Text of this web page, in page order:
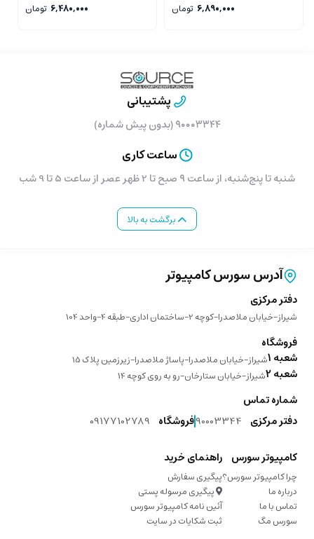
6,890,000 تومان
6,480,000 تومان
پشتیبانی
۹۰۰۰۳۳۴۴ (بدون پیش شماره)
ساعت کاری
شنبه تا پنج‌شنبه، از ساعت ۹ صبح تا 2 ظهر عصر از ساعت 5 تا 9 شب
برگشت به بالا
آدرس سورس کامپیوتر
دفتر مرکزی
شیراز-خیابان ملاصدرا-کوچه 2-ساختمان اداری-طبقه 4-واحد 104
فروشگاه
شعبه 1 شیراز-خیابان ملاصدرا-پاساژ ملاصدرا-زیرزمین پلاک 15
شعبه 2 شیراز-خیابان ستارخان-رو به روی کوچه 14
شماره تماس
دفتر مرکزی 90003344فروشگاه 09177102789
کامپیوتر سورس
چرا کامپیوتر سورس؟
درباره ما
تماس با ما
سورس مگ
راهنمای خرید
پیگیری سفارش
پیگیری مرسوله پستی
آئین نامه کامپیوتر سورس
ثبت شکایات در سایت